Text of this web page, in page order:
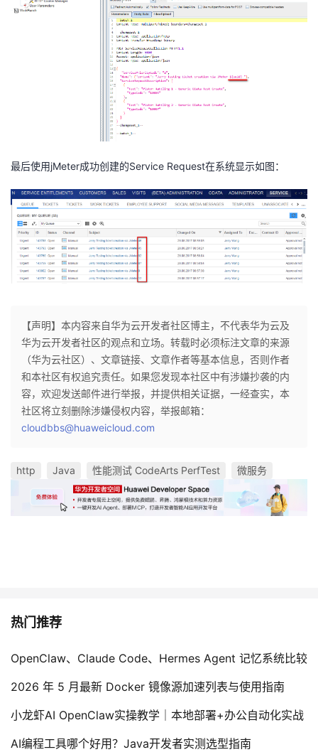
最后使用jMeter成功创建的Service Request在系统显示如图：
【声明】本内容来自华为云开发者社区博主，不代表华为云及
华为云开发者社区的观点和立场。转载时必须标注文章的来源
（华为云社区）、文章链接、文章作者等基本信息，否则作者
和本社区有权追究责任。如果您发现本社区中有涉嫌抄袭的内
容，欢迎发送邮件进行举报，并提供相关证据，一经查实，本
社区将立刻删除涉嫌侵权内容，举报邮箱：
cloudbbs@huaweicloud.com
http Java 性能测试 CodeArts PerfTest 微服务
热门推荐
OpenClaw、Claude Code、Hermes Agent 记忆系统比较
2026 年 5 月最新 Docker 镜像源加速列表与使用指南
小龙虾AI OpenClaw实操教学｜本地部署+办公自动化实战
AI编程工具哪个好用？Java开发者实测选型指南